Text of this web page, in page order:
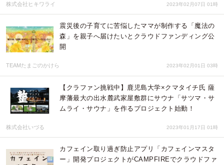
株式会社ヒキワライ 2023年02月07日 01時
震災後の子育てに苦悩したママが制作する「魔法の
森」を親子へ届けたいとクラウドファンディング公
開
TEAMたまごのかけら 2023年02月01日 03時
【クラファン挑戦中】鹿児島大学×クマタイチ氏 薩
摩藩最大の出水麓武家屋敷群にサウナ「サツマ・サ
ムライ・サウナ」を作るプロジェクト始動！
株式会社いづる 2023年01月17日 01時
カフェイン取り過ぎ防止アプリ「カフェインマスタ
ー」開発プロジェクトがCAMPFIREでクラウドファ